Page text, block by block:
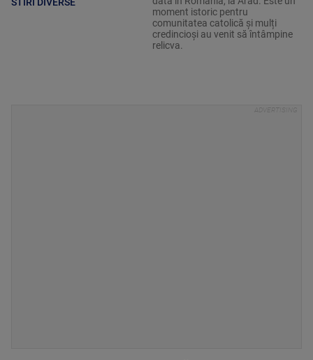
moment istoric pentru
comunitatea catolică și mulți
credincioși au venit să întâmpine
relicva.